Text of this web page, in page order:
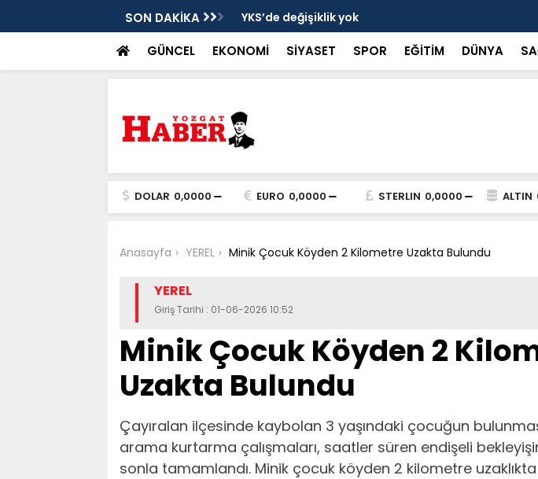
SON DAKİKA YKS’de değişiklik yok
GÜNCEL EKONOMİ SİYASET SPOR EĞİTİM DÜNYA
DOLAR 0,0000 EURO 0,0000 STERLIN 0,0000 ALTIN
Anasayfa YEREL Minik Çocuk Köyden 2 Kilometre Uzakta Bulundu
YEREL
Giriş Tarihi : 01-06-2026 10:52
Minik Çocuk Köyden 2
Uzakta Bulundu
Çayıralan ilçesinde kaybolan 3 yaşındaki çocuğun
arama kurtarma çalışmaları, saatler süren endişeli
sonla tamamlandı. Minik çocuk köyden 2 kilometre